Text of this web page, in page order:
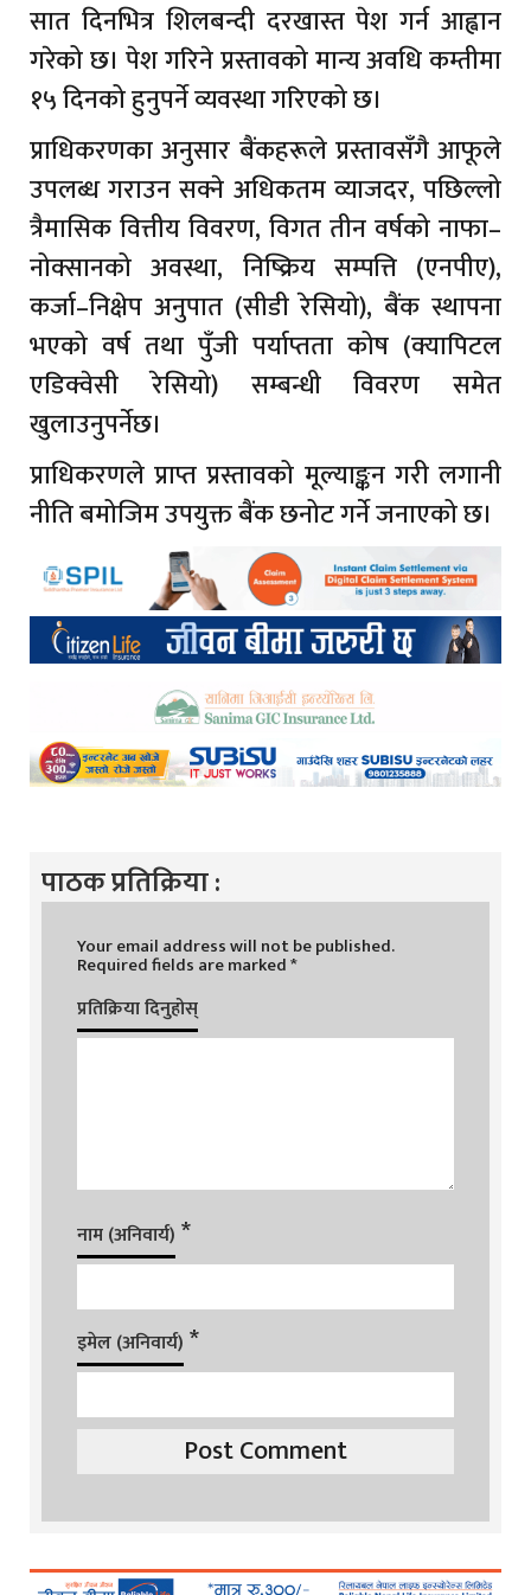
सात दिनभित्र शिलबन्दी दरखास्त पेश गर्न आह्वान
गरेको छ। पेश गरिने प्रस्तावको मान्य अवधि कम्तीमा
१५ दिनको हुनुपर्ने व्यवस्था गरिएको छ।
प्राधिकरणका अनुसार बैंकहरूले प्रस्तावसँगै आफूले
उपलब्ध गराउन सक्ने अधिकतम व्याजदर, पछिल्लो
त्रैमासिक वित्तीय विवरण, विगत तीन वर्षको नाफा–
नोक्सानको अवस्था, निष्क्रिय सम्पत्ति (एनपीए),
कर्जा–निक्षेप अनुपात (सीडी रेसियो), बैंक स्थापना
भएको वर्ष तथा पुँजी पर्याप्तता कोष (क्यापिटल
एडिक्वेसी रेसियो) सम्बन्धी विवरण समेत
खुलाउनुपर्नेछ।
प्राधिकरणले प्राप्त प्रस्तावको मूल्याङ्कन गरी लगानी
नीति बमोजिम उपयुक्त बैंक छनोट गर्ने जनाएको छ।
पाठक प्रतिक्रिया :
Your email address will not be published.
Required fields are marked*
प्रतिक्रिया दिनुहोस्
नाम (अनिवार्य) *
इमेल (अनिवार्य) *